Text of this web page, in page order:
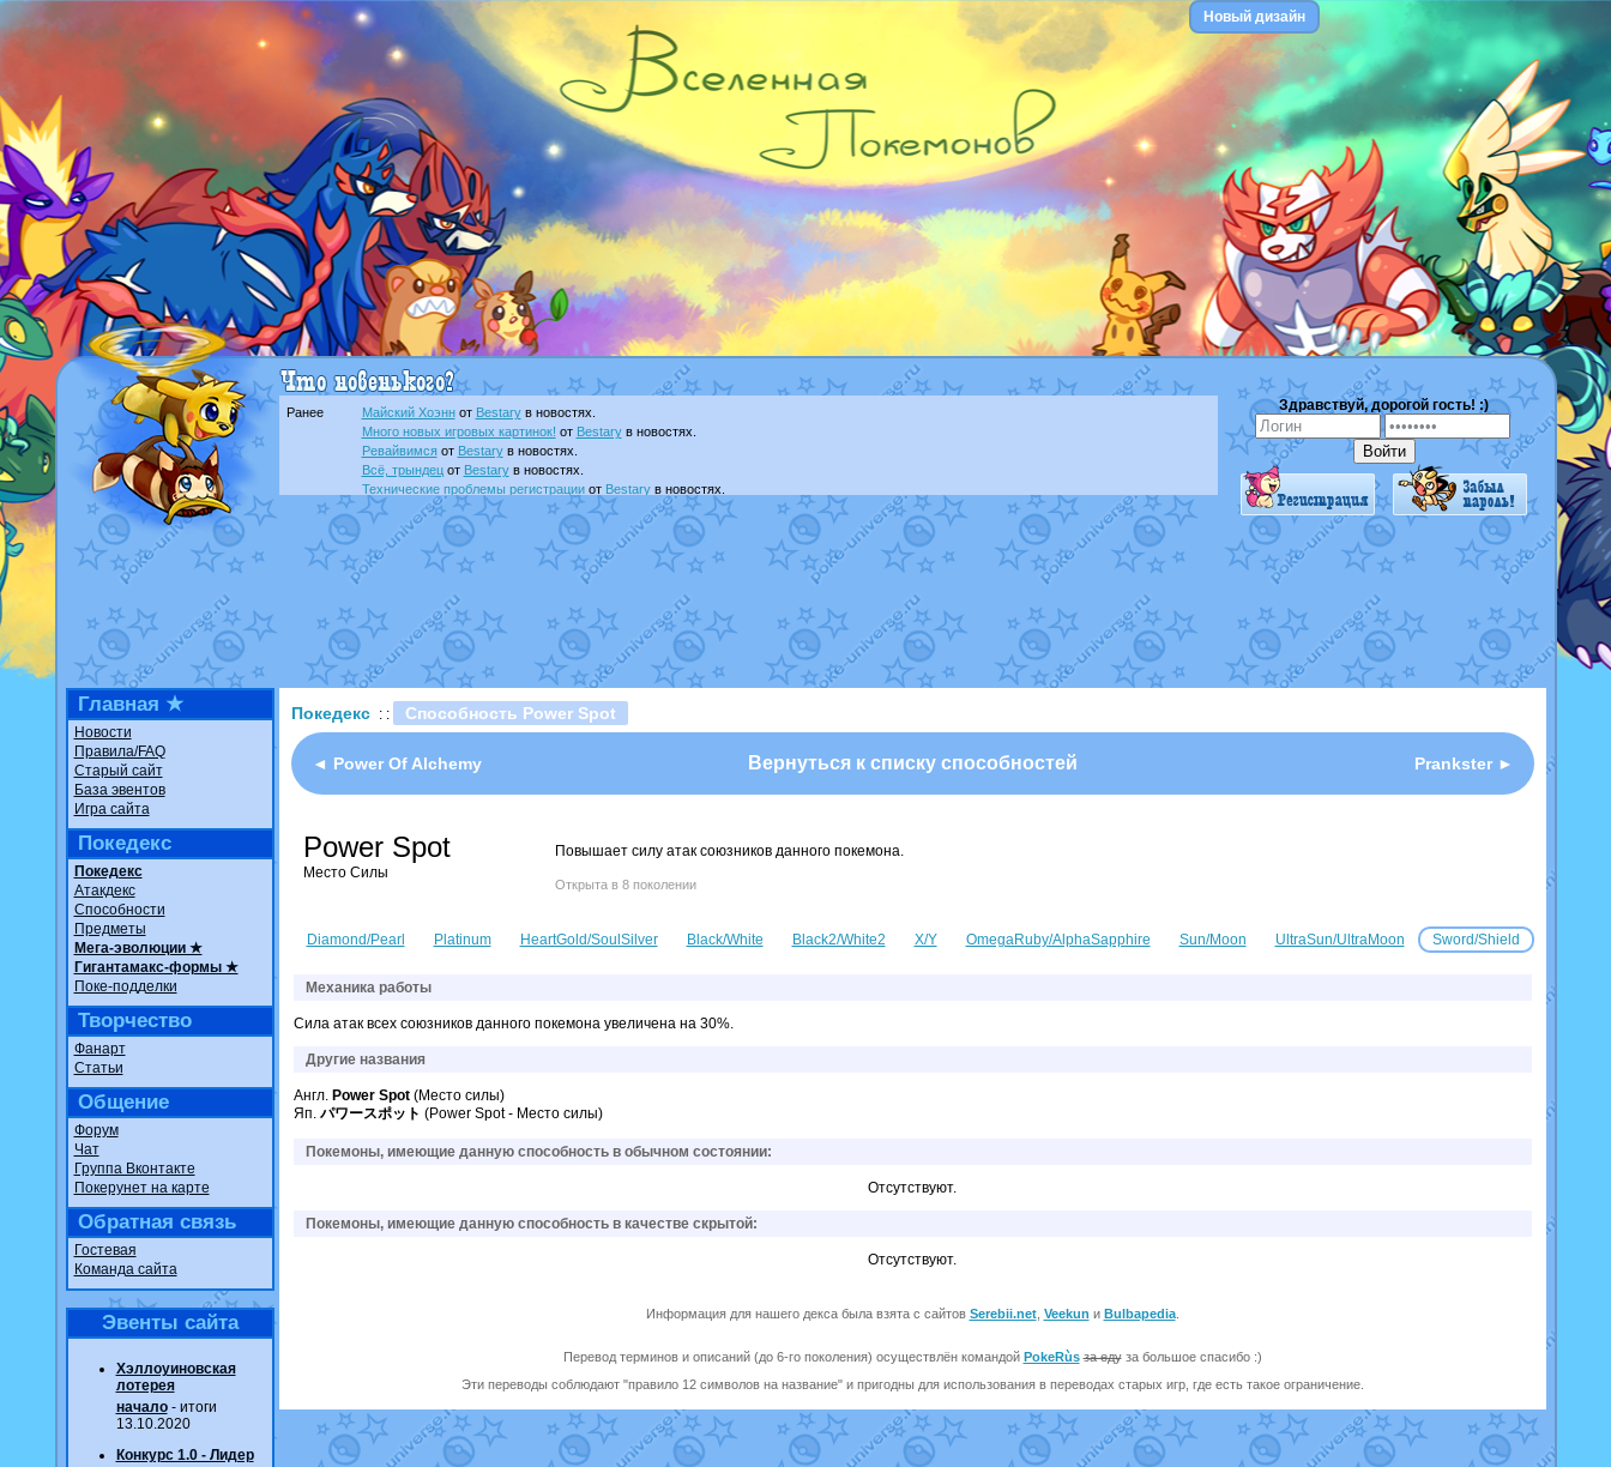
Новый дизайн
Ранее Майский Хоэннот Bestaryв новостях.
Много новых игровых картинок! от Bestaryв новостях.
Ревайвимсяот Bestaryв новостях.
Всё, трындецот Bestaryв новостях.
Технические проблемы регистрацииот Bestaryв новостях.
доброе утро славянеот Dakkuв фанарте.
Йолда и МимикьюотMavisNyanCat
в фанарте.
Недовольный котомангуст
отRandomon
в фанарте.
The Dark Wishmakerот Randomon
в фанарте.
в фанарте.
ilovearceus
Raging Boltот GraceDaFox
в фанарте.
Shadow mismagiusот
в фанарте.
художник
отvicavica в фанарте.
Здравствуй, дорогой гость! :)
Главная ★
Новости
Правила/FAQ
Старый сайт
База эвентов
Игра сайта
Покедекс
Покедекс
Атакдекс
Способности
Предметы
Мега-эволюции ★
Гигантамакс-формы ★
Поке-подделки
Творчество
Фанарт
Статьи
Общение
Форум
Чат
Группа Вконтакте
Покерунет на карте
Обратная связь
Гостевая
Команда сайта
Эвенты сайта
Хэллоуиновская
лотерея
начало- итоги
13.10.2020
Конкурс 1.0 - Лидер
Покедекс : : Способность Power Spot
◄ Power Of Alchemy Вернуться к списку способностей Prankster ►
Power Spot
Место Силы
Повышает силу атак союзников данного покемона.
Открыта в 8 поколении
Diamond/Pearl Platinum HeartGold/SoulSilver Black/White Black2/White2 X/Y OmegaRuby/AlphaSapphire Sun/Moon UltraSun/UltraMoon Sword/Shield
Механика работы
Сила атак всех союзников данного покемона увеличена на 30%.
Другие названия
Англ. Power Spot(Место силы)
Яп. パワースポット (Power Spot - Место силы)
Покемоны, имеющие данную способность в обычном состоянии:
Отсутствуют.
Покемоны, имеющие данную способность в качестве скрытой:
Отсутствуют.
Информация для нашего декса была взята с сайтов Serebii.net, Veekun и Bulbapedia.
Перевод терминов и описаний (до 6-го поколения) осуществлён командой PokeRùs за едуза большое спасибо :)
Эти переводы соблюдают "правило 12 символов на название" и пригодны для использования в переводах старых игр, где есть такое ограничение.